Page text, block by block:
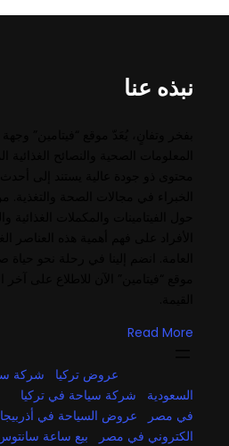
نبذه عنا
Read More
عروض تركيا
شركة
السعودية
شركة سياحة في تركيا
في مصر
عروض السياحة في
الكتروني في مصر
بيع ساعة